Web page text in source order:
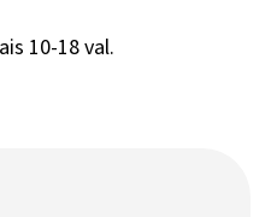
10-18 val.